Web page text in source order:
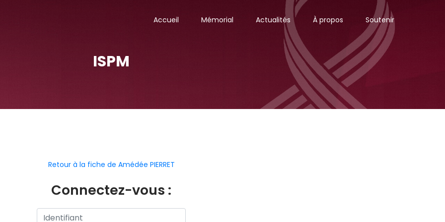
Accueil Mémorial Actualités À propos Soutenir
ISPM
Retour à la fiche de Amédée PIERRET
Connectez-vous :